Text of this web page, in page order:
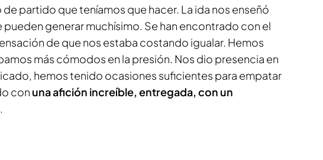
partido que teníamos que hacer. La ida nos enseñó
pueden generar muchísimo. Se han encontrado con el
de que nos estaba costando igualar. Hemos
más cómodos en la presión. Nos dio presencia en
hemos tenido ocasiones suficientes para empatar
con una afición increíble, entregada, con un